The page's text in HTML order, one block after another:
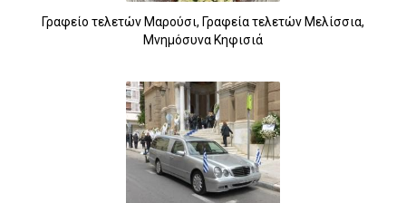
Γραφείο τελετών Μαρούσι, Γραφεία τελετών Μελίσσια,
Μνημόσυνα Κηφισιά